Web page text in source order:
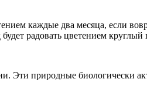
каждые два месяца, если
радовать цветением круглый
Эти природные биологически